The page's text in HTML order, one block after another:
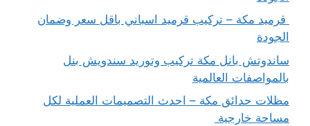
قرميد مكة – تركيب قرميد اسباني باقل سعر وضمان
الجودة
ساندوتش بانل مكة تركيب وتوريد سندويش بنل
بالمواصفات العالمية
مظلات حدائق مكة – احدث التصميمات العملية لكل
مساحة خارجية